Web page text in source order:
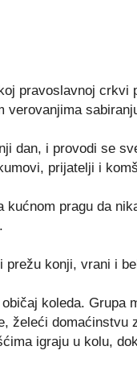
pravoslavnoj crkvi
verovanjima
dan, i provodi se
prijatelji i
kućnom pragu da
prežu konji, vrani i
koleda. Grupa
želeći domaćinstvu
igraju u kolu,